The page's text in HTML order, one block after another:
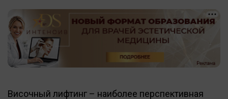
Височный лифтинг – наиболее перспективная